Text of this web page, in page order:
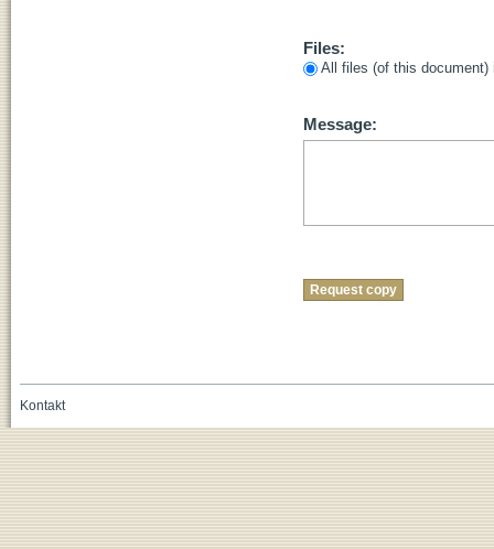
Files:
All files (of this
Message:
Kontakt